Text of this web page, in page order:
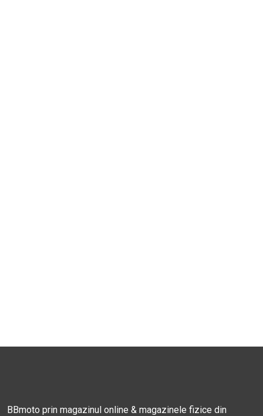
BBmoto prin magazinul online & magazinele fizice din